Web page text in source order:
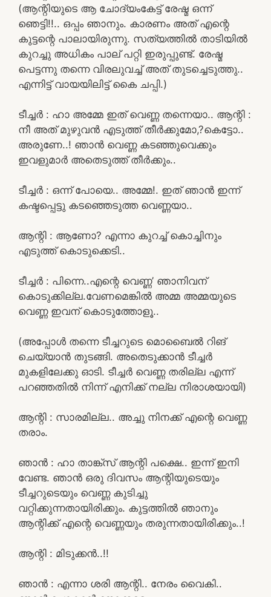
(ആന്റിയുടെ ആ ചോദ്യംകേട്ട് രേഷ്മ ഒന്ന്
ഞെട്ടി!!.. ഒപ്പം ഞാനും. കാരണം അത് എന്റെ
കുട്ടന്റെ പാലായിരുന്നു. സത്യത്തിൽ താടിയിൽ
കുറച്ചു അധികം പാല് പറ്റി ഇരുപ്പുണ്ട്. രേഷ്മ
പെട്ടന്നു തന്നെ വിരലുവച്ച് അത് തുടച്ചെടുത്തു..
എന്നിട്ട് വായയിലിട്ട് കൈ ചപ്പി.)
ടീച്ചർ : ഹാ അമ്മേ ഇത് വെണ്ണ തന്നെയാ.. ആന്റി :
നീ അത് മുഴുവൻ എടുത്ത് തീർക്കുമോ,?കെട്ടോ..
അരുണേ..! ഞാൻ വെണ്ണ കടഞ്ഞുവെക്കും
ഇവളുമാർ അതെടുത്ത് തീർക്കും..
ടീച്ചർ : ഒന്ന് പോയെ.. അമ്മേ!. ഇത് ഞാൻ ഇന്ന്
കഷ്ടപ്പെട്ടു കടഞ്ഞെടുത്ത വെണ്ണയാ..
ആന്റി : ആണോ? എന്നാ കുറച്ച് കൊച്ചിനും
എടുത്ത് കൊടുക്കെടി..
ടീച്ചർ : പിന്നെ..എന്റെ വെണ്ണ’ ഞാനിവന്
കൊടുക്കില്ല.വേണമെങ്കിൽ അമ്മ അമ്മയുടെ
വെണ്ണ ഇവന് കൊടുത്തോളൂ..
(അപ്പോൾ തന്നെ ടീച്ചറുടെ മൊബൈൽ റിങ്
ചെയ്യാൻ തുടങ്ങി. അതെടുക്കാൻ ടീച്ചർ
മുകളിലേക്കു ഓടി. ടീച്ചർ വെണ്ണ തരില്ല എന്ന്
പറഞ്ഞതിൽ നിന്ന് എനിക്ക് നല്ല നിരാശയായി)
ആന്റി : സാരമില്ല.. അച്ചു നിനക്ക് എന്റെ വെണ്ണ
തരാം.
ഞാൻ : ഹാ താങ്ക്സ് ആന്റി പക്ഷെ.. ഇന്ന് ഇനി
വേണ്ട. ഞാൻ ഒരു ദിവസം ആന്റിയുടെയും
ടീച്ചറുടെയും വെണ്ണ കുടിച്ചു
വറ്റിക്കുന്നതായിരിക്കും. കുട്ടത്തിൽ ഞാനും
ആന്റിക്ക് എന്റെ വെണ്ണയും തരുന്നതായിരിക്കും..!
ആന്റി : മിടുക്കൻ..!!
ഞാൻ : എന്നാ ശരി ആന്റി.. നേരം വൈകി..